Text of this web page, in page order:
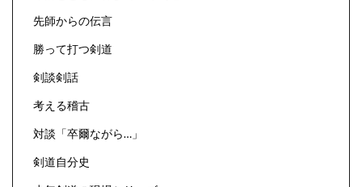
先師からの伝言
勝って打つ剣道
剣談剣話
考える稽古
対談「卒爾ながら…」
剣道自分史